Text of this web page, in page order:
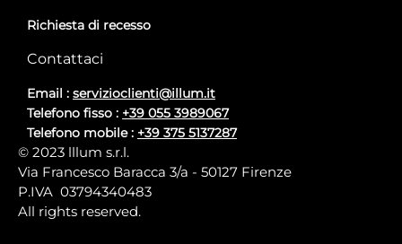
Richiesta di recesso
Contattaci
Email : servizioclienti@illum.it
Telefono fisso : +39 055 3989067
Telefono mobile : +39 375 5137287
© 2023 lllum s.r.l.
Via Francesco Baracca 3/a - 50127 Firenze
P.IVA 03794340483
All rights reserved.